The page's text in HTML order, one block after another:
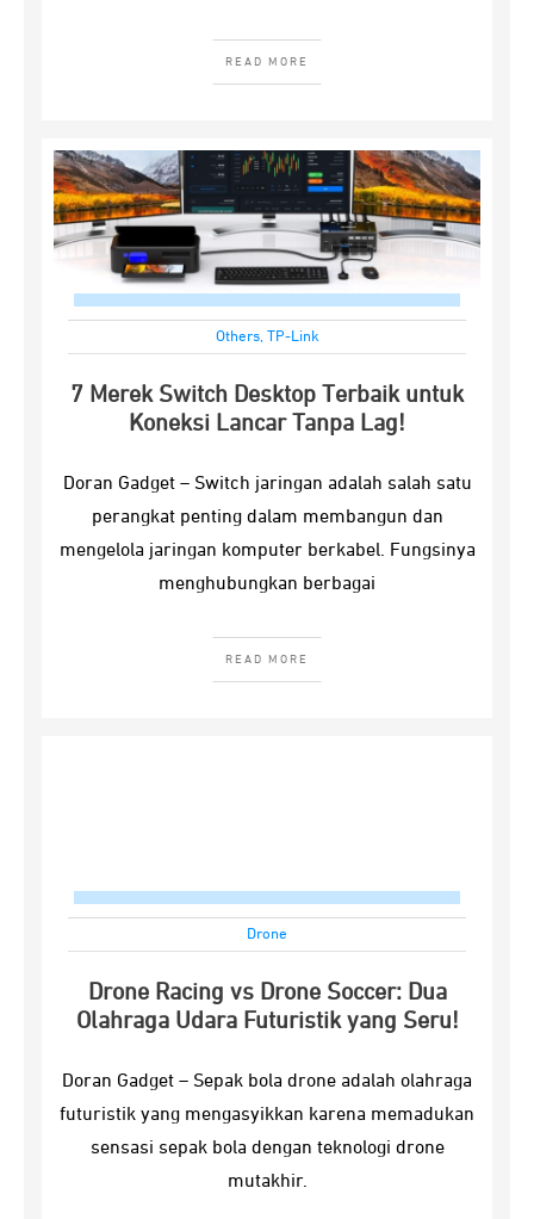
READ MORE
Others, TP-Link
7 Merek Switch Desktop Terbaik untuk
Koneksi Lancar Tanpa Lag!
Doran Gadget – Switch jaringan adalah salah satu
perangkat penting dalam membangun dan
mengelola jaringan komputer berkabel. Fungsinya
menghubungkan berbagai
READ MORE
Drone
Drone Racing vs Drone Soccer: Dua
Olahraga Udara Futuristik yang Seru!
Doran Gadget – Sepak bola drone adalah olahraga
futuristik yang mengasyikkan karena memadukan
sensasi sepak bola dengan teknologi drone
mutakhir.